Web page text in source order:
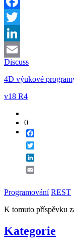
Facebook
Twitter
LinkedIn
Email
Discuss
4D výukové
v18 R4
0
Programování REST
K tomuto příspěvku
Kategorie